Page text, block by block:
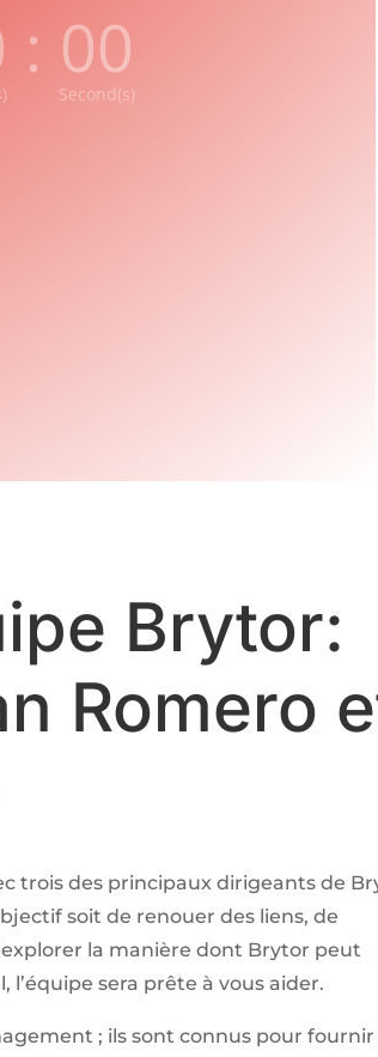
: 00
Second(s)
Brytor:
Romero
trois des principaux dirigeants de
soit de renouer des liens, de
la manière dont Brytor peut
sera prête à vous aider.
; ils sont connus pour fournir